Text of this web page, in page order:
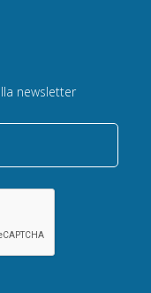
newsletter